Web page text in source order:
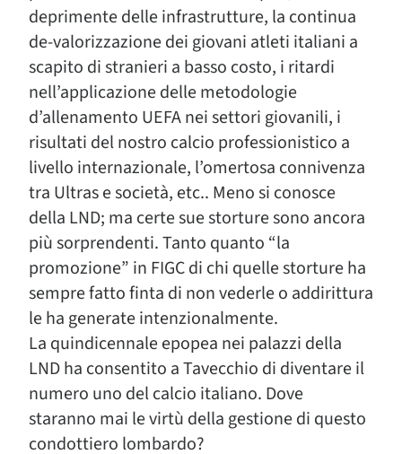
deprimente delle infrastrutture, la continua
de-valorizzazione dei giovani atleti italiani a
scapito di stranieri a basso costo, i ritardi
nell’applicazione delle metodologie
d’allenamento UEFA nei settori giovanili, i
risultati del nostro calcio professionistico a
livello internazionale, l’omertosa connivenza
tra Ultras e società, etc.. Meno si conosce
della LND; ma certe sue storture sono ancora
più sorprendenti. Tanto quanto “la
promozione” in FIGC di chi quelle storture ha
sempre fatto finta di non vederle o addirittura
le ha generate intenzionalmente.
La quindicennale epopea nei palazzi della
LND ha consentito a Tavecchio di diventare il
numero uno del calcio italiano. Dove
staranno mai le virtù della gestione di questo
condottiero lombardo?